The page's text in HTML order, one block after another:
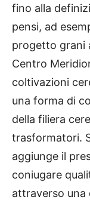
fino alla
pensi, ad
progetto grani
Centro
coltivazioni
una forma di
della filiera
trasformatori.
aggiunge il
coniugare
attraverso